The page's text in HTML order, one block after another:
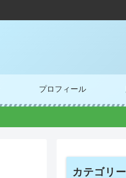
プロフィール
カテゴリー